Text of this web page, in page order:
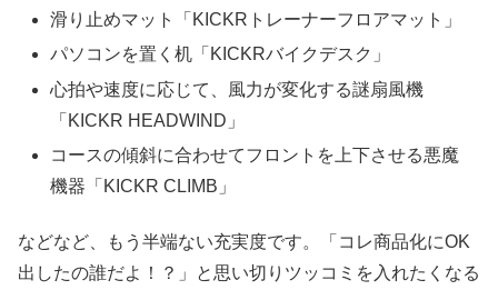
滑り止めマット「KICKRトレーナーフロアマット」
パソコンを置く机「KICKRバイクデスク」
心拍や速度に応じて、風力が変化する謎扇風機
「KICKR HEADWIND」
コースの傾斜に合わせてフロントを上下させる悪魔
機器「KICKR CLIMB」
などなど、もう半端ない充実度です。「コレ商品化にOK
出したの誰だよ！？」と思い切りツッコミを入れたくなる